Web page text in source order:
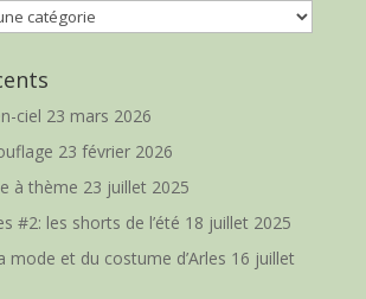
ciel 23 mars 2026
23 février 2026
à thème 23 juillet 2025
#2: les shorts de l’été 18 juillet 2025
mode et du costume d’Arles 16 juillet